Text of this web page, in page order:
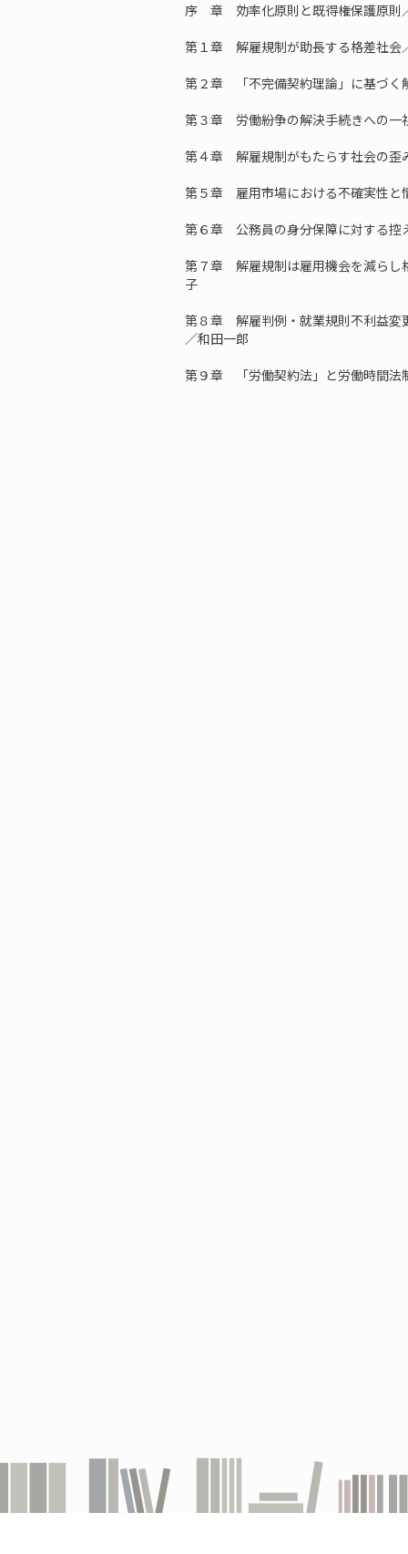
序 章 効率化原則と既得権保護原則
第１章 解雇規制が助長する格差社会
第２章 「不完備契約理論」に基づ
第３章 労働紛争の解決手続きへの一
第４章 解雇規制がもたらす社会の歪
第５章 雇用市場における不確実性と
第６章 公務員の身分保障に対する控
第７章 解雇規制は雇用機会を減らし
子
第８章 解雇判例・就業規則不利益変
／和田一郎
第９章 「労働契約法」と労働時間法